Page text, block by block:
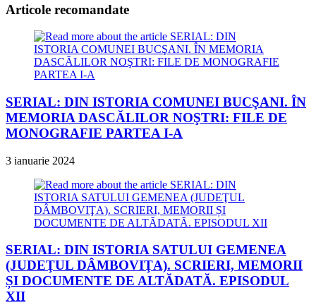
Articole recomandate
SERIAL: DIN ISTORIA COMUNEI BUCŞANI. ÎN
MEMORIA DASCĂLILOR NOŞTRI: FILE DE
MONOGRAFIE PARTEA I-A
3 ianuarie 2024
SERIAL: DIN ISTORIA SATULUI GEMENEA
(JUDEŢUL DÂMBOVIŢA). SCRIERI, MEMORII
ȘI DOCUMENTE DE ALTĂDATĂ. EPISODUL
XII